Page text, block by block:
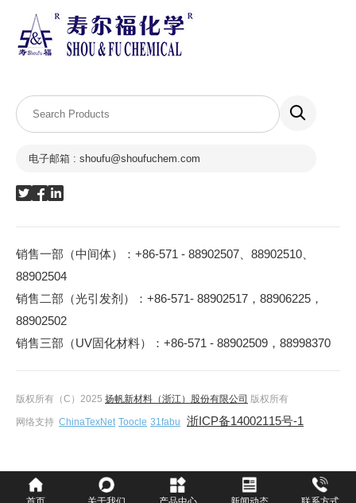
电子邮箱 : shoufu@shoufuchem.com
销售一部（中间体）：+86-571 - 88902507、88902510、
88902504
销售二部（光引发剂）：+86-571- 88902517，88906225，
88902502
销售三部（UV固化材料）：+86-571 - 88902509，88998370
版权所有（C）2025 扬帆新材料（浙江）股份有限公司 版权所有
网络支持 ChinaTexNet Toocle 31fabu 浙ICP备14002115号-1